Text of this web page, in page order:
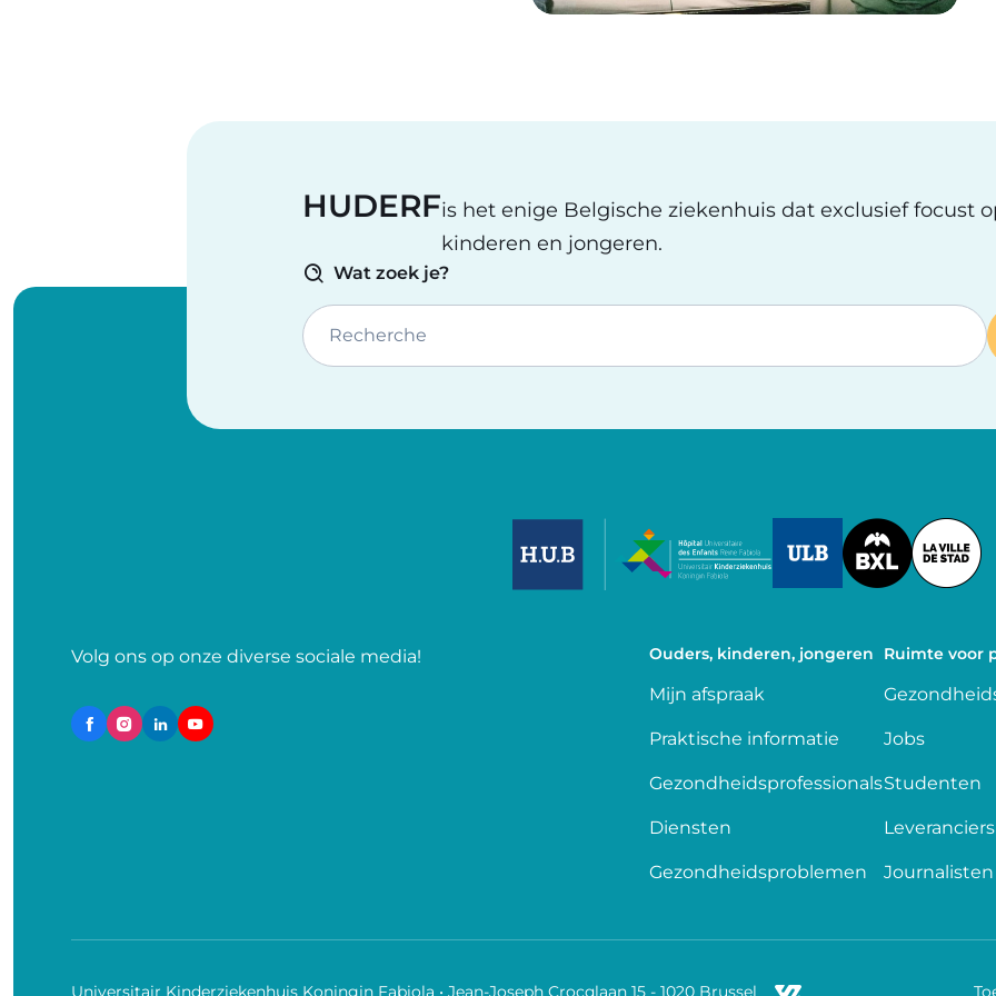
HUDERFis het enige Belgische ziekenhuis dat exclusief focust
kinderen en jongeren.
Wat zoek je?
Recherche
Image
Volg ons op onze diverse sociale media! Ouders, kinderen, jongeren
Mijn afspraak
Praktische informatie
Gezondheidsprofessionals
Diensten
Gezondheidsproblemen
Ruimte voor
Jobs
Studenten
Leveranciers
Journalisten
Universitair Kinderziekenhuis Koningin Fabiola • Jean-Joseph Crocqlaan 15 - 1020 Brussel